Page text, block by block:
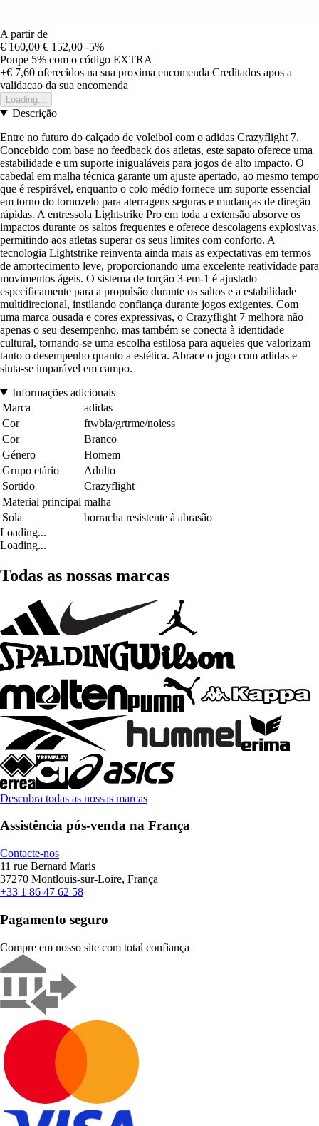
A partir de
€ 160,00 € 152,00 -5%
Poupe 5% com o código EXTRA
+€ 7,60 oferecidos na sua proxima encomenda Creditados apos a
validacao da sua encomenda
Loading...
Descrição
Entre no futuro do calçado de voleibol com o adidas Crazyflight 7.
Concebido com base no feedback dos atletas, este sapato oferece uma
estabilidade e um suporte inigualáveis para jogos de alto impacto. O
cabedal em malha técnica garante um ajuste apertado, ao mesmo tempo
que é respirável, enquanto o colo médio fornece um suporte essencial
em torno do tornozelo para aterragens seguras e mudanças de direção
rápidas. A entressola Lightstrike Pro em toda a extensão absorve os
impactos durante os saltos frequentes e oferece descolagens explosivas,
permitindo aos atletas superar os seus limites com conforto. A
tecnologia Lightstrike reinventa ainda mais as expectativas em termos
de amortecimento leve, proporcionando uma excelente reatividade para
movimentos ágeis. O sistema de torção 3-em-1 é ajustado
especificamente para a propulsão durante os saltos e a estabilidade
multidirecional, instilando confiança durante jogos exigentes. Com
uma marca ousada e cores expressivas, o Crazyflight 7 melhora não
apenas o seu desempenho, mas também se conecta à identidade
cultural, tornando-se uma escolha estilosa para aqueles que valorizam
tanto o desempenho quanto a estética. Abrace o jogo com adidas e
sinta-se imparável em campo.
Informações adicionais
Marca
adidas
Cor
ftwbla/grtrme/noiess
Cor
Branco
Género
Homem
Grupo etário
Adulto
Sortido
Crazyflight
Material principal malha
Sola
borracha resistente à abrasão
Loading...
Loading...
Todas as nossas marcas
Descubra todas as nossas marcas
Assistência pós-venda na França
Contacte-nos
11 rue Bernard Maris
37270 Montlouis-sur-Loire, França
+33 1 86 47 62 58
Pagamento seguro
Compre em nosso site com total confiança